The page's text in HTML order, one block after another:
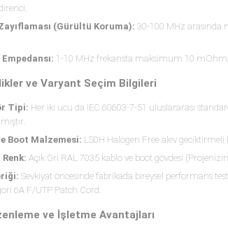
(Gürültü Koruma): 30-100 MHz arasında
1-10 MHz frekansta maksimum 10
ve Varyant Seçim Bilgileri
Tipi: Her iki ucu da IEC 60603-7-51 uluslararası
Boot Malzemesi: LS0H Halogen Free alev
Açık Gri RAL 7035 kablo ve boot gövdesi
Sevkiyat öncesinde fabrikada bireysel performans
6A F/UTP Patch Cord.
ve İşletme Avantajları